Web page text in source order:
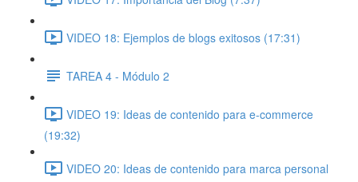
VIDEO 18: Ejemplos de blogs exitosos (17:31)
TAREA 4 - Módulo 2
VIDEO 19: Ideas de contenido para e-commerce
(19:32)
VIDEO 20: Ideas de contenido para marca personal